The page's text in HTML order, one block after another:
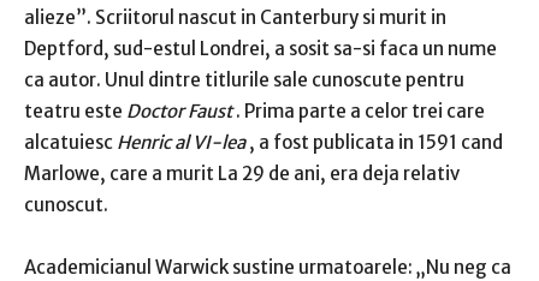
alieze”. Scriitorul nascut in Canterbury si murit in
Deptford, sud-estul Londrei, a sosit sa-si faca un nume
ca autor. Unul dintre titlurile sale cunoscute pentru
teatru este Doctor Faust. Prima parte a celor trei care
alcatuiesc Henric al VI-lea, a fost publicata in 1591 cand
Marlowe, care a murit La 29 de ani, era deja relativ
cunoscut.
Academicianul Warwick sustine urmatoarele: „Nu neg ca